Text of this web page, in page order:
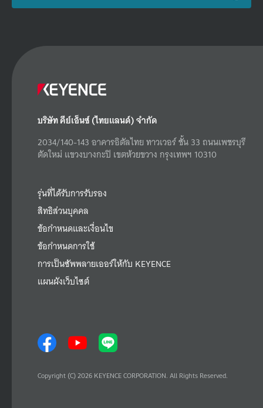
บริษัท คีย์เอ็นซ์ (ไทยแลนด์) จำกัด
2034/140-143 อาคารอิตัลไทย ทาวเวอร์ ชั้น 33 ถนนเพชรบุรี
ตัดใหม่ แขวงบางกะปิ เขตห้วยขวาง กรุงเทพฯ 10310
รุ่นที่ได้รับการรับรอง
สิทธิส่วนบุคคล
ข้อกำหนดและเงื่อนไข
ข้อกำหนดการใช้
การเป็นซัพพลายเออร์ให้กับ KEYENCE
แผนผังเว็บไซต์
Copyright (C) 2026 KEYENCE CORPORATION. All Rights Reserved.